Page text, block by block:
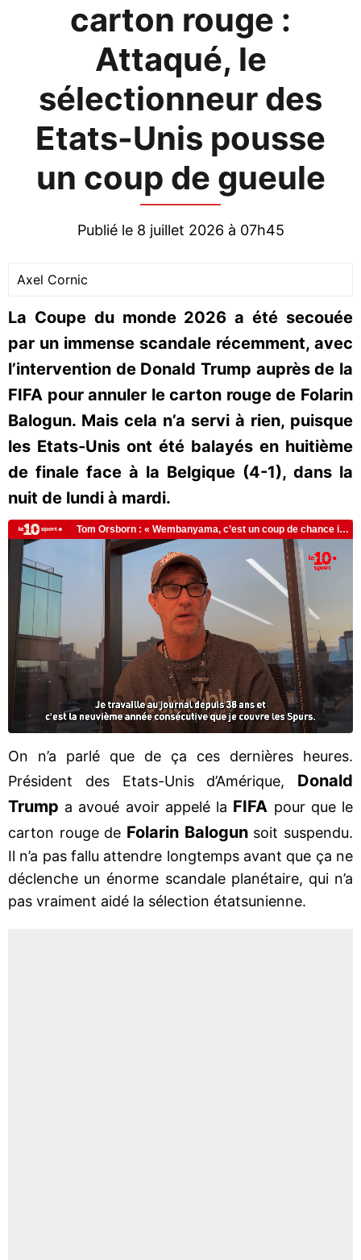
carton rouge :
Attaqué, le
sélectionneur des
Etats-Unis pousse
un coup de gueule
Publié le 8 juillet 2026 à 07h45
Axel Cornic
La Coupe du monde 2026 a été secouée
par un immense scandale récemment, avec
l’intervention de Donald Trump auprès de la
FIFA pour annuler le carton rouge de Folarin
Balogun. Mais cela n’a servi à rien, puisque
les Etats-Unis ont été balayés en huitième
de finale face à la Belgique (4-1), dans la
nuit de lundi à mardi.
On n’a parlé que de ça ces dernières heures.
Président des Etats-Unis d’Amérique, Donald
Trump a avoué avoir appelé la FIFA pour que le
carton rouge de Folarin Balogunsoit suspendu.
Il n’a pas fallu attendre longtemps avant que ça ne
déclenche un énorme scandale planétaire, qui n’a
pas vraiment aidé la sélection étatsunienne.